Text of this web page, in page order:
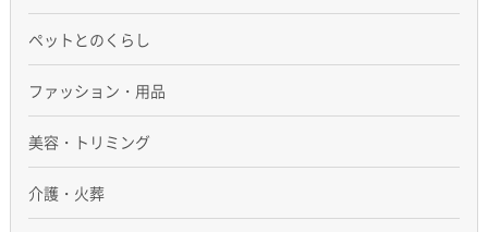
ペットとのくらし
ファッション・用品
美容・トリミング
介護・火葬